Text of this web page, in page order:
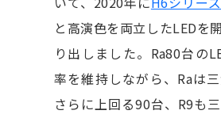
と高演色を両立したLEDを
り出しました。Ra80台の
率を維持しながら、Raは
さらに上回る90台、R9も